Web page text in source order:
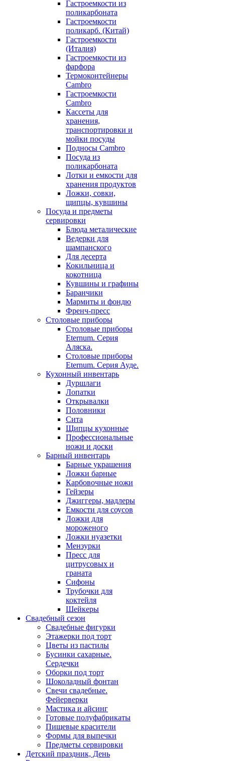
Гастроемкости из
поликарбоната
Гастроемкости
поликарб. (Китай)
Гастроемкости
(Италия)
Гастроемкости из
фарфора
Термоконтейнеры
Cambro
Гастроемкости
Cambro
Кассеты для
хранения,
транспортировки и
мойки посуды
Подносы Cambro
Посуда из
поликарбоната
Лотки и емкости для
хранения продуктов
Ложки, совки,
щипцы, кувшины
Посуда и предметы
сервировки
Блюда металические
Ведерки для
шампанского
Для десерта
Кокильница и
кокотница
Кувшины и графины
Баранчики
Мармиты и фондю
Френч-пресс
Столовые приборы
Столовые приборы
Eternum. Серия
Аляска.
Столовые приборы
Eternum. Серия Ауде.
Кухонный инвентарь
Дуршлаги
Лопатки
Открывалки
Половники
Сита
Щипцы кухонные
Профессиональные
ножи и доски
Барный инвентарь
Барные украшения
Ложки барные
Карбовочные ножи
Гейзеры
Джиггеры, мадлеры
Емкости для соусов
Ложки для
мороженого
Ложки нуазетки
Мензурки
Пресс для
цитрусовых и
граната
Сифоны
Трубочки для
коктейля
Шейкеры
Свадебный сезон
Свадебные фигурки
Этажерки под торт
Цветы из пастилы
Бусинки сахарные.
Сердечки
Оборки под торт
Шоколадный фонтан
Свечи свадебные.
Фейерверки
Мастика и айсинг
Готовые полуфабрикаты
Пищевые красители
Формы для выпечки
Предметы сервировки
Детский праздник, День